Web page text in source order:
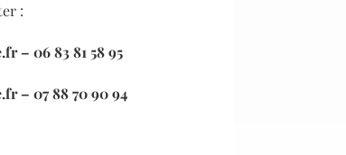
:
– 06 83 81 58 95
– 07 88 70 90 94